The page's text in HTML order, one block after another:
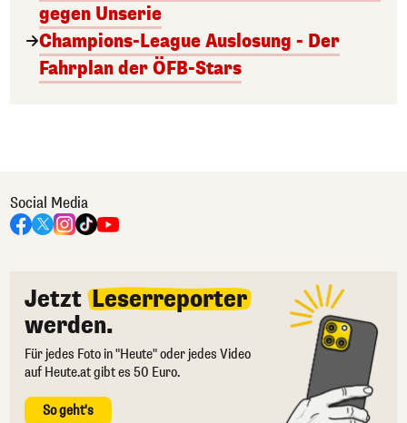
gegen Unserie
Champions-League Auslosung - Der
Fahrplan der ÖFB-Stars
Social Media
Jetzt Leserreporter
werden.
Für jedes Foto in "Heute" oder jedes Video
auf Heute.at gibt es 50 Euro.
So geht's